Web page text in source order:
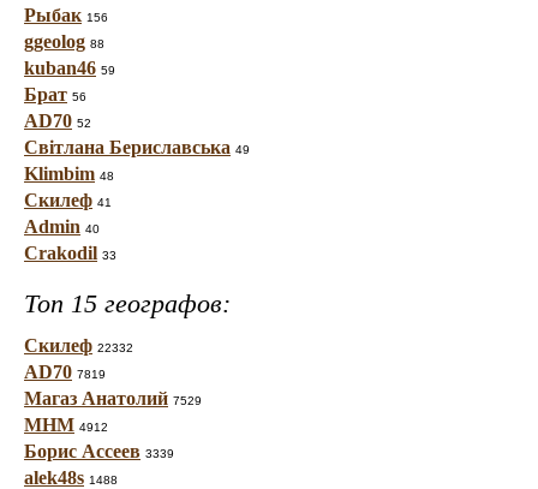
Рыбак 156
ggeolog 88
kuban46 59
Брат 56
AD70 52
Світлана Бериславська 49
Klimbim 48
Скилеф 41
Admin 40
Crakodil 33
Топ 15 географов:
Скилеф 22332
AD70 7819
Магаз Анатолий 7529
МНМ 4912
Борис Ассеев 3339
alek48s 1488